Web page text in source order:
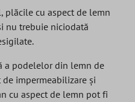
plăcile cu aspect de lemn
nu trebuie niciodată
a podelelor din lemn de
impermeabilizare și
cu aspect de lemn pot fi